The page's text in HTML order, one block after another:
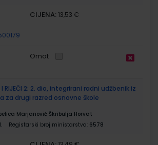
CIJENA: 13,53 €
Omot
I RIJEČI 2; 2. dio, integrirani radni udžbenik iz
za drugi razred osnovne škole
Marjanović Škribulja Horvat
Registarski broj ministarstva: 6578